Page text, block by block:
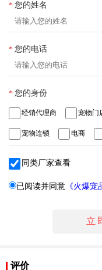
* 您的姓名
* 您的电话
* 您的身份
经销代理商 宠物门
宠物连锁 电商
同类厂家查看
已阅读并同意 《火爆宠
评价